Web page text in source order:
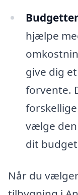
hjælpe
give dig
forvente.
vælge
dit
Når du